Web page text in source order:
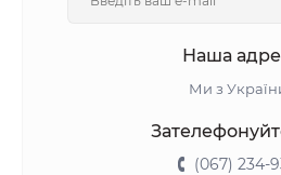
Наша
Ми з
(067) 234-